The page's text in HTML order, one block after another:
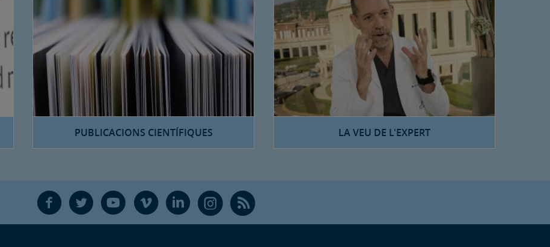
PUBLICACIONS CIENTÍFIQUES LA VEU DE L'EXPERT
F T Y V L Ñ R